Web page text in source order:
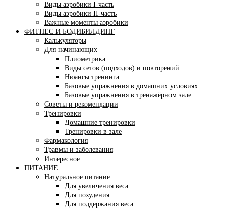
Виды аэробики І-часть
Виды аэробики ІІ-часть
Важные моменты аэробики
ФИТНЕС И БОДИБИЛДИНГ
Калькуляторы
Для начинающих
Плиометрика
Виды сетов (подходов) и повторений
Нюансы тренинга
Базовые упражнения в домашних условиях
Базовые упражнения в тренажёрном зале
Советы и рекомендации
Тренировки
Домашние тренировки
Тренировки в зале
Фармакология
Травмы и заболевания
Интересное
ПИТАНИЕ
Натуральное питание
Для увеличения веса
Для похудения
Для поддержания веса